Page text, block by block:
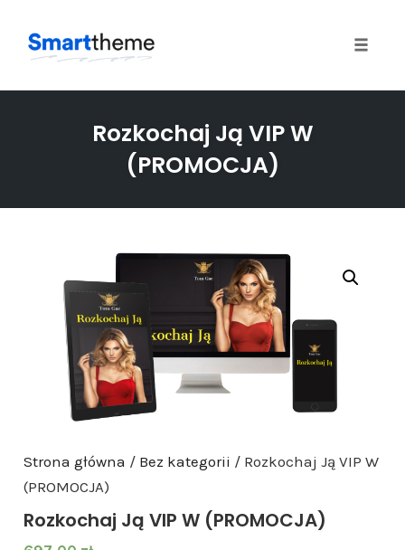
Rozkochaj Ją VIP W
(PROMOCJA)
Strona główna / Bez kategorii / Rozkochaj Ją VIP W
(PROMOCJA)
Rozkochaj Ją VIP W (PROMOCJA)